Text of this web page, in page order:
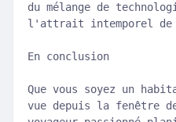
du mélange de
l'attrait intemporel de
En conclusion
Que vous soyez un
vue depuis la fenêtre